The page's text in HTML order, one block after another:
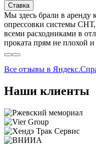
Мы здесь брали в аренду
опрессовки системы СНТ,
всеми расходниками в
проката прям не плохой
Все отзывы в
Наши клиенты